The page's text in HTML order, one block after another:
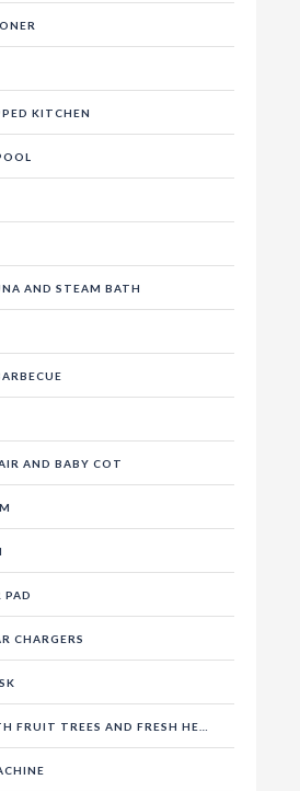
KITCHEN
AND STEAM BATH
AND BABY COT
PAD
CHARGERS
FRUIT TREES AND FRESH HERBS